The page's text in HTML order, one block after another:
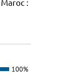
:
100%